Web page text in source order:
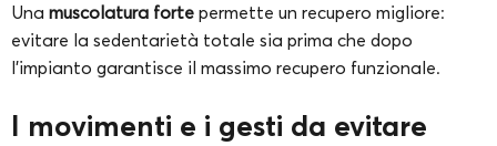
Una muscolatura forte permette un recupero migliore:
evitare la sedentarietà totale sia prima che dopo
l’impianto garantisce il massimo recupero funzionale.
I movimenti e i gesti da evitare